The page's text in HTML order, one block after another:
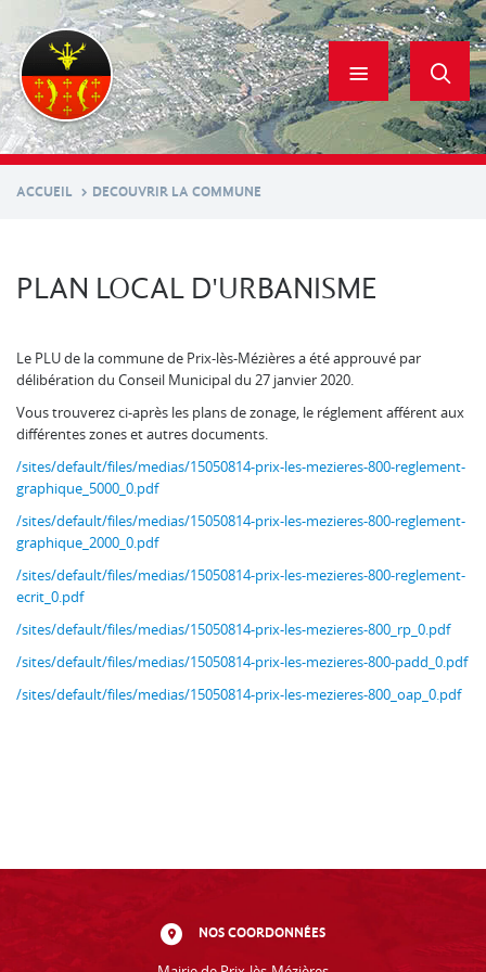
contenu
principal
ACCUEIL DECOUVRIR LA COMMUNE
PLAN LOCAL D'URBANISME
Le PLU de la commune de Prix-lès-Mézières a été approuvé par
délibération du Conseil Municipal du 27 janvier 2020.
Vous trouverez ci-après les plans de zonage, le réglement afférent aux
différentes zones et autres documents.
/sites/default/files/medias/15050814-prix-les-mezieres-800-reglement-
graphique_5000_0.pdf
/sites/default/files/medias/15050814-prix-les-mezieres-800-reglement-
graphique_2000_0.pdf
/sites/default/files/medias/15050814-prix-les-mezieres-800-reglement-
ecrit_0.pdf
/sites/default/files/medias/15050814-prix-les-mezieres-800_rp_0.pdf
/sites/default/files/medias/15050814-prix-les-mezieres-800-padd_0.pdf
/sites/default/files/medias/15050814-prix-les-mezieres-800_oap_0.pdf
NOS COORDONNÉES